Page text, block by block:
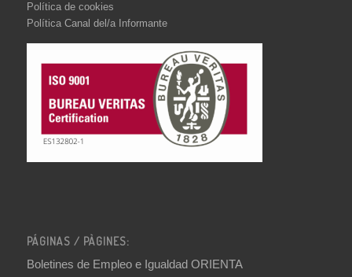
Política de cookies
Política Canal del/a Informante
PÁGINAS / PÀGINES:
Boletines de Empleo e Igualdad ORIENTA